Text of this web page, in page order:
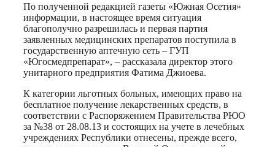
По полученной редакцией газеты «Южная Осетия»
информации, в настоящее время ситуация
благополучно разрешилась и первая партия
заявленных медицинских препаратов поступила в
государственную аптечную сеть – ГУП
«Югосмедпрепарат», – рассказала директор этого
унитарного предприятия Фатима Джиоева.
К категории льготных больных, имеющих право на
бесплатное получение лекарственных средств, в
соответствии с Распоряжением Правительства РЮО
за №38 от 28.08.13 и состоящих на учете в лечебных
учреждениях Республики отнесены, прежде всего,